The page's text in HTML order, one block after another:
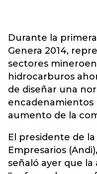
Durante la
Genera 2014,
sectores
hidrocarburos
de diseñar una
encadenamientos
aumento de la
El presidente de
Empresarios
señaló ayer que la